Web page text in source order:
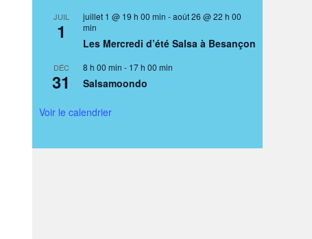
JUIL
1
juillet 1 @ 19 h 00 min -août 26 @ 22 h 00
min
Les Mercredi d’été Salsa à Besançon
DÉC
31
8 h 00 min - 17 h 00 min
Salsamoondo
Voir le calendrier